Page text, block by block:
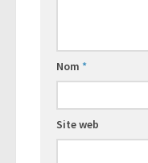
Nom *
Site web